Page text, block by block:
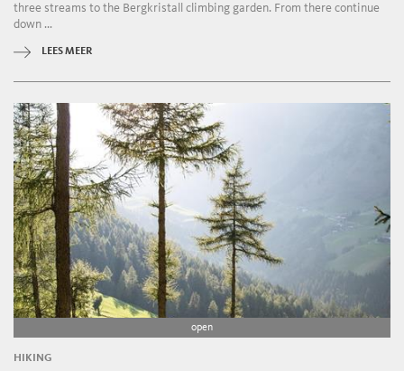
three streams to the Bergkristall climbing garden. From there continue
down ...
LEES MEER
open
HIKING